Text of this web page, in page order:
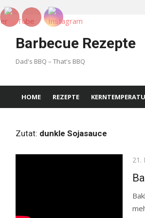
Barbecue Rezepte
Dad's BBQ – That's BBQ
HOME REZEPTE
Zutat: dunkle Sojasauce
21.